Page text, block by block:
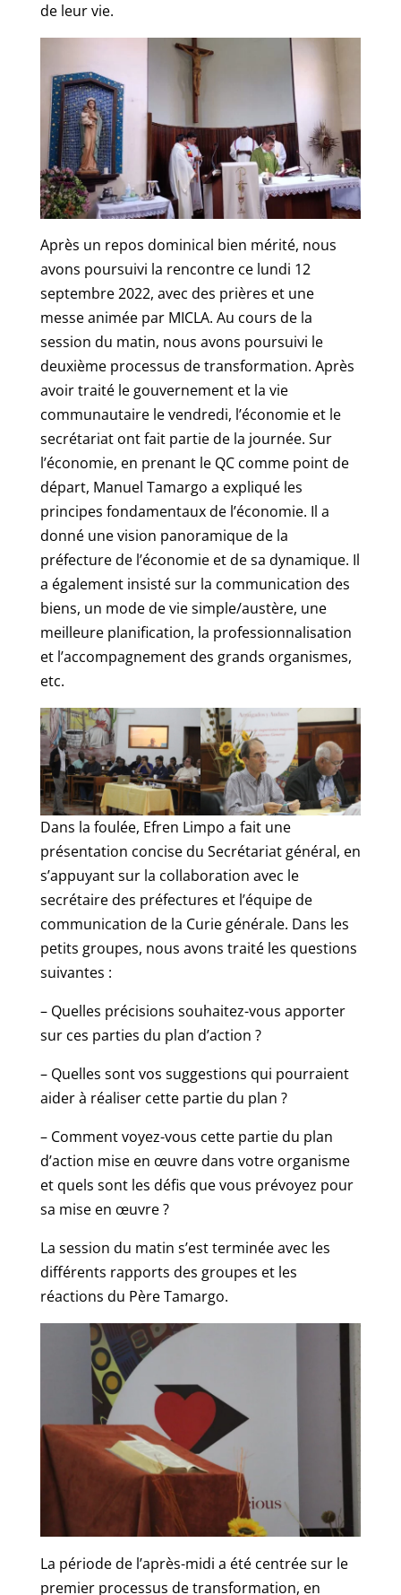
de leur vie.
Après un repos dominical bien mérité, nous
avons poursuivi la rencontre ce lundi 12
septembre 2022, avec des prières et une
messe animée par MICLA. Au cours de la
session du matin, nous avons poursuivi le
deuxième processus de transformation. Après
avoir traité le gouvernement et la vie
communautaire le vendredi, l’économie et le
secrétariat ont fait partie de la journée. Sur
l’économie, en prenant le QC comme point de
départ, Manuel Tamargo a expliqué les
principes fondamentaux de l’économie. Il a
donné une vision panoramique de la
préfecture de l’économie et de sa dynamique. Il
a également insisté sur la communication des
biens, un mode de vie simple/austère, une
meilleure planification, la professionnalisation
et l’accompagnement des grands organismes,
etc.
Dans la foulée, Efren Limpo a fait une
présentation concise du Secrétariat général, en
s’appuyant sur la collaboration avec le
secrétaire des préfectures et l’équipe de
communication de la Curie générale. Dans les
petits groupes, nous avons traité les questions
suivantes :
– Quelles précisions souhaitez-vous apporter
sur ces parties du plan d’action ?
– Quelles sont vos suggestions qui pourraient
aider à réaliser cette partie du plan ?
– Comment voyez-vous cette partie du plan
d’action mise en œuvre dans votre organisme
et quels sont les défis que vous prévoyez pour
sa mise en œuvre ?
La session du matin s’est terminée avec les
différents rapports des groupes et les
réactions du Père Tamargo.
La période de l’après-midi a été centrée sur le
premier processus de transformation, en